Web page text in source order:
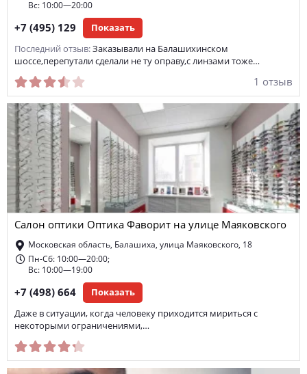
Вс: 10:00—20:00
+7 (495) 129 Показать
Последний отзыв: Заказывали на Балашихинском
шоссе,перепутали сделали не ту оправу,с линзами тоже…
1 отзыв
Салон оптики Оптика Фаворит на улице Маяковского
Московская область, Балашиха, улица Маяковского, 18
Пн-Сб: 10:00—20:00;
Вс: 10:00—19:00
+7 (498) 664 Показать
Даже в ситуации, когда человеку приходится мириться с
некоторыми ограничениями,…